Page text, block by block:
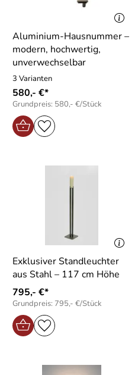
Aluminium-Hausnummer –
modern, hochwertig,
unverwechselbar
3 Varianten
580,- €*
Grundpreis: 580,- €/Stück
Exklusiver Standleuchter
aus Stahl – 117 cm Höhe
795,- €*
Grundpreis: 795,- €/Stück